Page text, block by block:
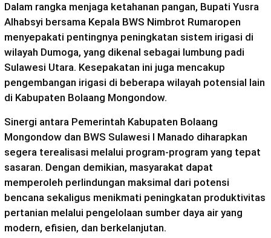
Dalam rangka menjaga ketahanan pangan, Bupati Yusra
Alhabsyi bersama Kepala BWS Nimbrot Rumaropen
menyepakati pentingnya peningkatan sistem irigasi di
wilayah Dumoga, yang dikenal sebagai lumbung padi
Sulawesi Utara. Kesepakatan ini juga mencakup
pengembangan irigasi di beberapa wilayah potensial lain
di Kabupaten Bolaang Mongondow.
Sinergi antara Pemerintah Kabupaten Bolaang
Mongondow dan BWS Sulawesi I Manado diharapkan
segera terealisasi melalui program-program yang tepat
sasaran. Dengan demikian, masyarakat dapat
memperoleh perlindungan maksimal dari potensi
bencana sekaligus menikmati peningkatan produktivitas
pertanian melalui pengelolaan sumber daya air yang
modern, efisien, dan berkelanjutan.